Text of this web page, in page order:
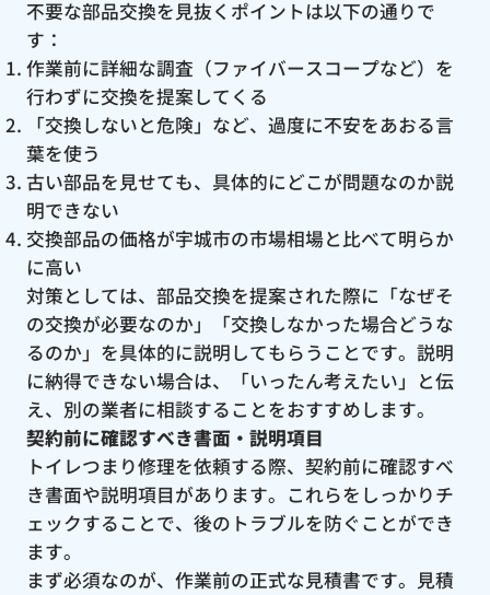
不要な部品交換を見抜くポイントは以下の通りで
す：
作業前に詳細な調査（ファイバースコープなど）を
行わずに交換を提案してくる
「交換しないと危険」など、過度に不安をあおる言
葉を使う
古い部品を見せても、具体的にどこが問題なのか説
明できない
交換部品の価格が宇城市の市場相場と比べて明らか
に高い
対策としては、部品交換を提案された際に「なぜそ
の交換が必要なのか」「交換しなかった場合どうな
るのか」を具体的に説明してもらうことです。説明
に納得できない場合は、「いったん考えたい」と伝
え、別の業者に相談することをおすすめします。
契約前に確認すべき書面・説明項目
トイレつまり修理を依頼する際、契約前に確認すべ
き書面や説明項目があります。これらをしっかりチ
ェックすることで、後のトラブルを防ぐことができ
ます。
まず必須なのが、作業前の正式な見積書です。見積